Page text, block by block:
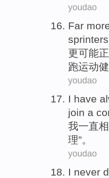
youdao
Far
sprinters
更可能
跑运动健
youdao
I have
join a
我一直
理”。
youdao
I never